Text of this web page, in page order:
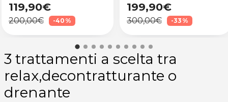
119,90€
200,00€ -40%
199,90€
300,00€ -33%
3 trattamenti a scelta tra
relax,decontratturante o
drenante